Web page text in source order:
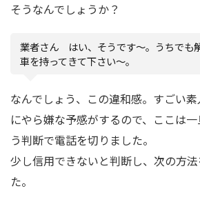
そうなんでしょうか？
業者さん はい、そうです〜。うちでも
車を持ってきて下さい〜。
なんでしょう、この違和感。すごい
にやら嫌な予感がするので、ここは
う判断で電話を切りました。
少し信用できないと判断し、次の方
た。